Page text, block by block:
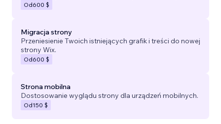
Od600 $
Migracja strony
Przeniesienie Twoich istniejących grafik i treści do nowej
strony Wix.
Od600 $
Strona mobilna
Dostosowanie wyglądu strony dla urządzeń mobilnych.
Od150 $